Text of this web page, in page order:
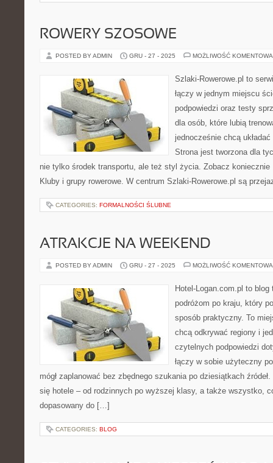
ROWERY SZOSOWE
POSTED BY ADMIN GRU - 27 - 2025 MOŻLIWOŚĆ
Szlaki-Rowerowe.pl to
łączy w jednym miejscu
podpowiedzi oraz testy
dla osób, które lubią
jednocześnie chcą
Strona jest tworzona dla
nie tylko środek transportu, ale też styl życia. Zobacz koniecznie
Kluby i grupy rowerowe. W centrum Szlaki-Rowerowe.pl są
CATEGORIES: FORMALNOŚCI ŚLUBNE
ATRAKCJE NA WEEKEND
POSTED BY ADMIN GRU - 27 - 2025 MOŻLIWOŚĆ
Hotel-Logan.com.pl to
podróżom po kraju, który
sposób praktyczny. To
chcą odkrywać regiony i
czytelnych podpowiedzi
łączy w sobie użyteczny
mógł zaplanować bez zbędnego szukania po dziesiątkach
się hotele – od rodzinnych po wyższej klasy, a także wszystko,
dopasowany do […]
CATEGORIES: BLOG